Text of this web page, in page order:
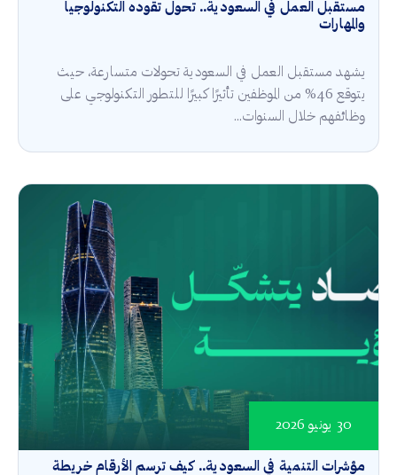
مستقبل العمل في السعودية.. تحول تقوده التكنولوجيا
والمهارات
يشهد مستقبل العمل في السعودية تحولات متسارعة، حيث
يتوقع 46% من الموظفين تأثيرًا كبيرًا للتطور التكنولوجي على
وظائفهم خلال السنوات...
مؤشرات التنمية في السعودية.. كيف ترسم الأرقام خريطة
30 يونيو 2026